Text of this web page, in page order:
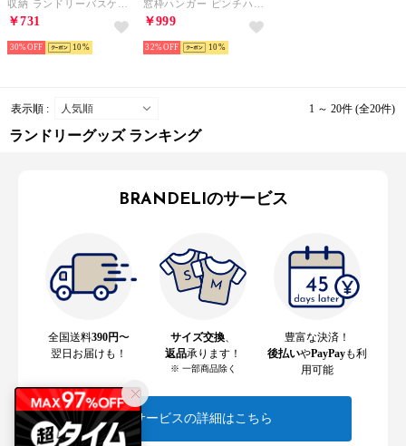
￥731
30% 10
￥999
32% 10
表示順 : 1 ～ 20件 (全20件)
ランドリーグッズ ランキング
BRANDELIのサービス
全国送料390円〜
翌日お届けも！
サイズ交換、
返品承ります！
※ 一部商品除く
豊富な決済！
後払いやPayPayも利
用可能
サービスの詳細はこちら